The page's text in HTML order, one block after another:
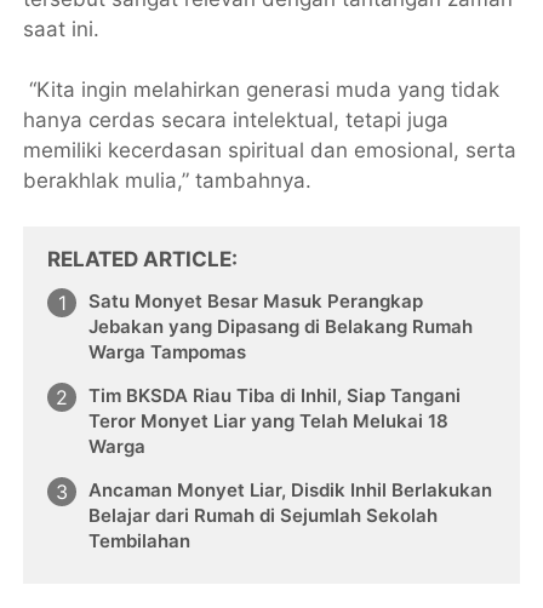
saat ini.
“Kita ingin melahirkan generasi muda yang tidak
hanya cerdas secara intelektual, tetapi juga
memiliki kecerdasan spiritual dan emosional, serta
berakhlak mulia,” tambahnya.
RELATED ARTICLE
Satu Monyet Besar Masuk Perangkap
Jebakan yang Dipasang di Belakang Rumah
Warga Tampomas
Tim BKSDA Riau Tiba di Inhil, Siap Tangani
Teror Monyet Liar yang Telah Melukai 18
Warga
Ancaman Monyet Liar, Disdik Inhil Berlakukan
Belajar dari Rumah di Sejumlah Sekolah
Tembilahan